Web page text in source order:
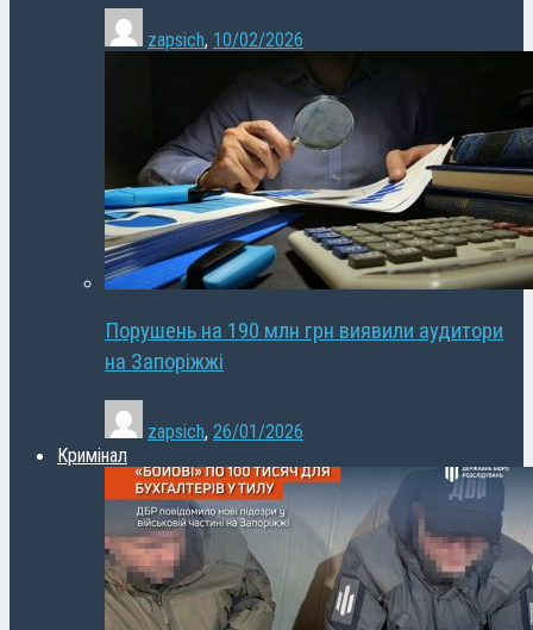
zapsich, 10/02/2026
Порушень на 190 млн грн виявили аудитори
на Запоріжжі
zapsich, 26/01/2026
Кримінал